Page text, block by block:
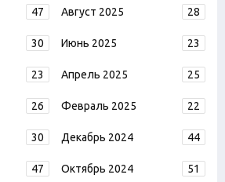
47 Август 2025 28
30 Июнь 2025 23
23 Апрель 2025 25
26 Февраль 2025 22
30 Декабрь 2024 44
47 Октябрь 2024 51